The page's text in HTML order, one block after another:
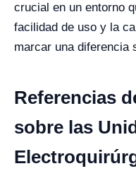
crucial en un entorno
facilidad de uso y la
marcar una diferencia
Referencias
sobre las